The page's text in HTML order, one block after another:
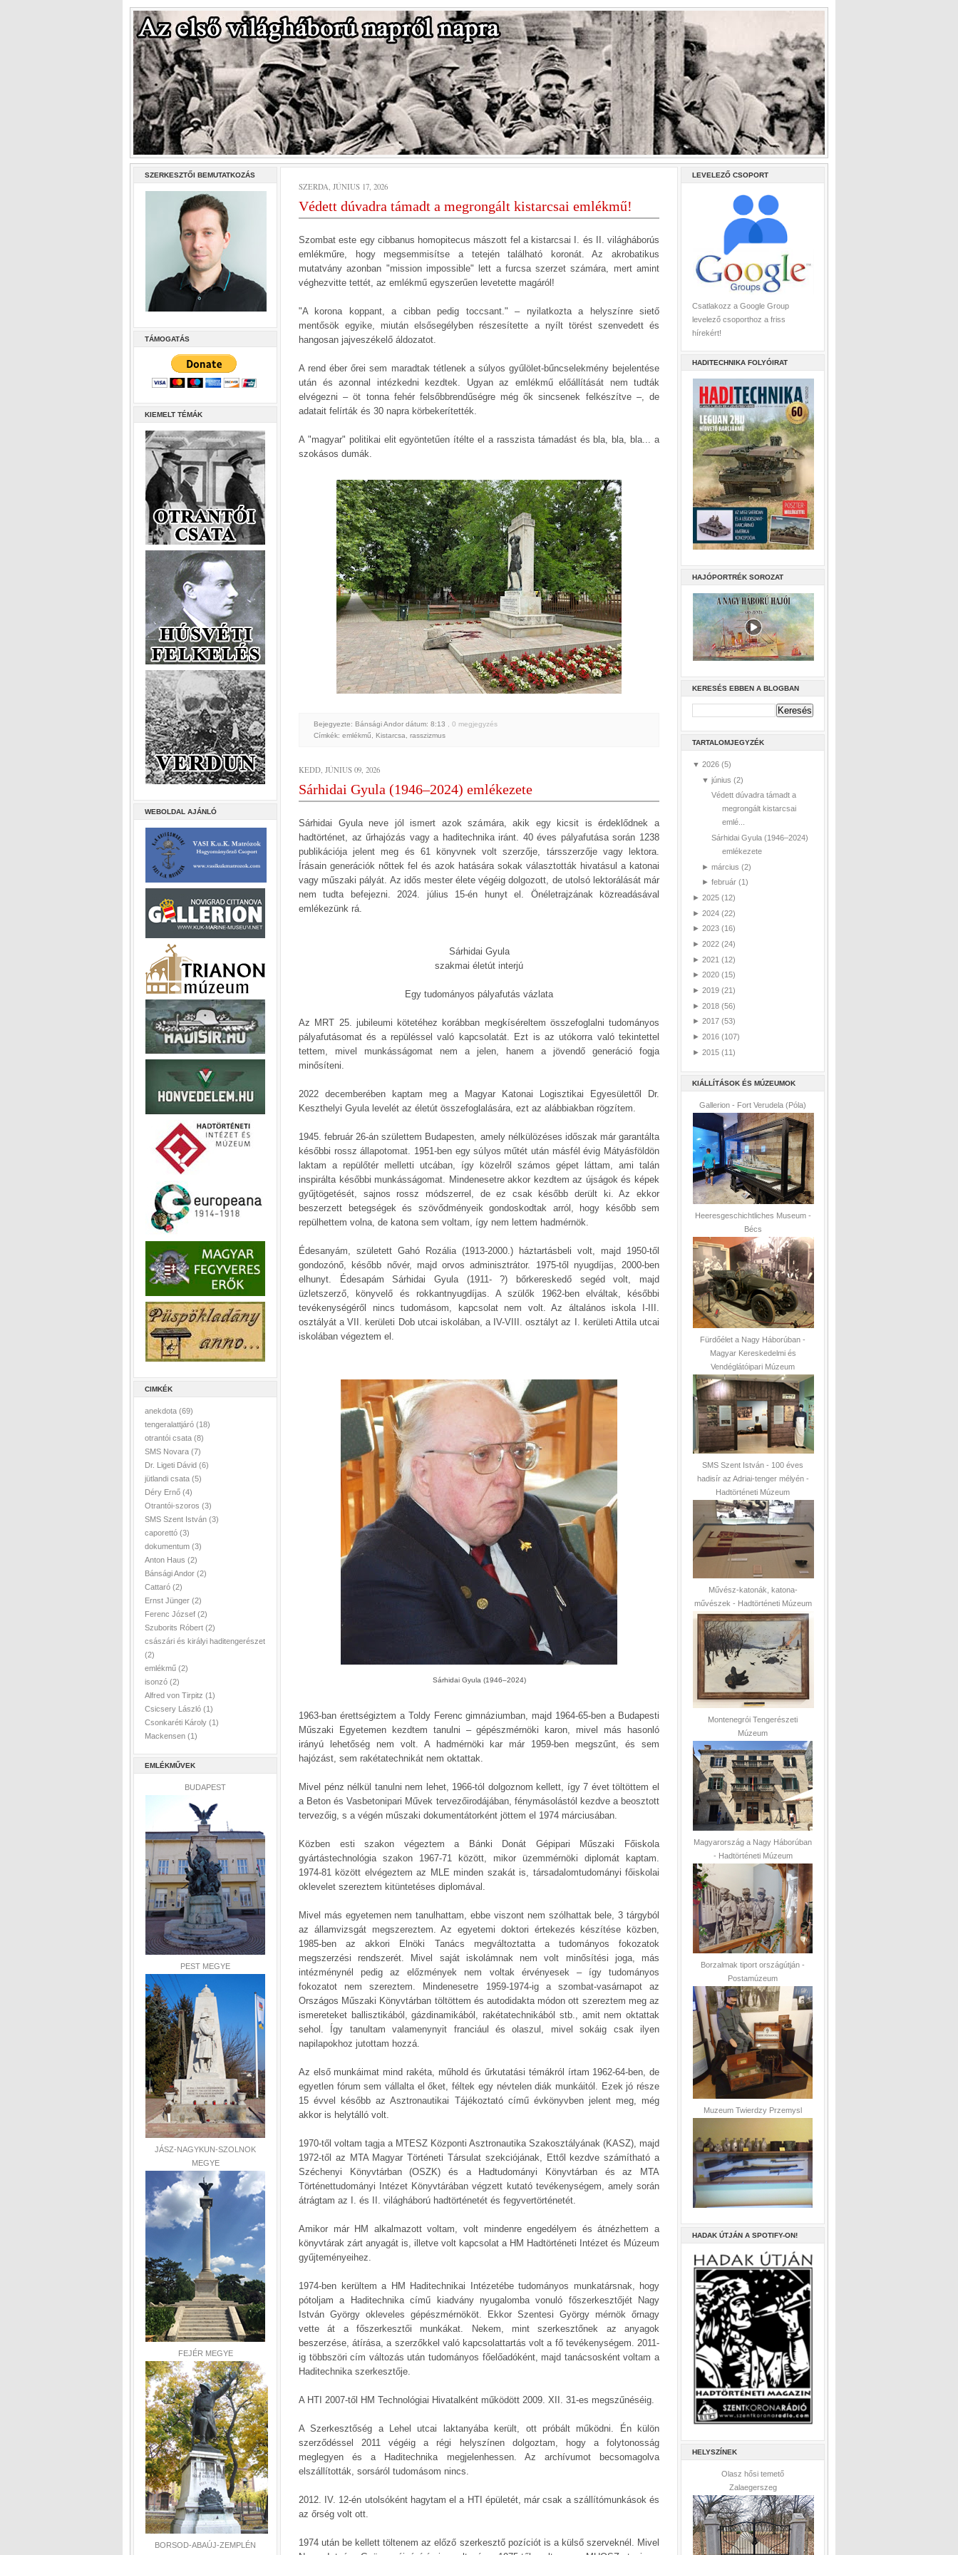
SZERKESZTŐI BEMUTATKOZÁS
TÁMOGATÁS
KIEMELT TÉMÁK
WEBOLDAL AJÁNLÓ
CIMKÉK
anekdota (69)
tengeralattjáró (18)
otrantói csata (8)
SMS Novara (7)
Dr. Ligeti Dávid (6)
jütlandi csata (5)
Déry Ernő (4)
Otrantói-szoros (3)
SMS Szent István (3)
caporettó (3)
dokumentum (3)
Anton Haus (2)
Bánsági Andor (2)
Cattaró (2)
Ernst Jünger (2)
Ferenc József (2)
Szuborits Róbert (2)
császári és királyi haditengerészet
(2)
emlékmű (2)
isonzó (2)
Alfred von Tirpitz (1)
Csicsery László (1)
Csonkaréti Károly (1)
Mackensen (1)
EMLÉKMŰVEK
BUDAPEST
PEST MEGYE
JÁSZ-NAGYKUN-SZOLNOK
MEGYE
FEJÉR MEGYE
BORSOD-ABAÚJ-ZEMPLÉN
SZERDA, JÚNIUS 17, 2026
Védett dúvadra támadt a megrongált kistarcsai emlékmű!
Szombat este egy cibbanus homopitecus mászott fel a kistarcsai I. és II. világháborús
emlékműre, hogy megsemmisítse a tetején található koronát. Az akrobatikus
mutatvány azonban "mission impossible" lett a furcsa szerzet számára, mert amint
véghezvitte tettét, az emlékmű egyszerűen levetette magáról!
"A korona koppant, a cibban pedig toccsant." – nyilatkozta a helyszínre siető
mentősök egyike, miután elsősegélyben részesítette a nyílt törést szenvedett és
hangosan jajveszékelő áldozatot.
A rend éber őrei sem maradtak tétlenek a súlyos gyűlölet-bűncselekmény bejelentése
után és azonnal intézkedni kezdtek. Ugyan az emlékmű előállítását nem tudták
elvégezni – öt tonna fehér felsőbbrendűségre még ők sincsenek felkészítve –, de
adatait felírták és 30 napra körbekerítették.
A "magyar" politikai elit egyöntetűen ítélte el a rasszista támadást és bla, bla, bla... a
szokásos dumák.
Bejegyezte: Bánsági Andor dátum: 8:13
, 0 megjegyzés
Címkék: emlékmű Kistarcsa rasszizmus
KEDD, JÚNIUS 09, 2026
Sárhidai Gyula (1946–2024) emlékezete
Sárhidai Gyula neve jól ismert azok számára, akik egy kicsit is érdeklődnek a
hadtörténet, az űrhajózás vagy a haditechnika iránt. 40 éves pályafutása során 1238
publikációja jelent meg és 61 könyvnek volt szerzője, társszerzője vagy lektora.
Írásain generációk nőttek fel és azok hatására sokak választották hivatásul a katonai
vagy műszaki pályát. Az idős mester élete végéig dolgozott, de utolsó lektorálását már
nem tudta befejezni. 2024. július 15-én hunyt el. Önéletrajzának közreadásával
emlékezünk rá.
Sárhidai Gyula
szakmai életút interjú
Egy tudományos pályafutás vázlata
Az MRT 25. jubileumi kötetéhez korábban megkíséreltem összefoglalni tudományos
pályafutásomat és a repüléssel való kapcsolatát. Ezt is az utókorra való tekintettel
tettem, mivel munkásságomat nem a jelen, hanem a jövendő generáció fogja
minősíteni.
2022 decemberében kaptam meg a Magyar Katonai Logisztikai Egyesülettől Dr.
Keszthelyi Gyula levelét az életút összefoglalására, ezt az alábbiakban rögzítem.
1945. február 26-án születtem Budapesten, amely nélkülözéses időszak már garantálta
későbbi rossz állapotomat. 1951-ben egy súlyos műtét után másfél évig Mátyásföldön
laktam a repülőtér melletti utcában, így közelről számos gépet láttam, ami talán
inspirálta későbbi munkásságomat. Mindenesetre akkor kezdtem az újságok és képek
gyűjtögetését, sajnos rossz módszerrel, de ez csak később derült ki. Az ekkor
beszerzett betegségek és szövődményeik gondoskodtak arról, hogy később sem
repülhettem volna, de katona sem voltam, így nem lettem hadmérnök.
Édesanyám, született Gahó Rozália (1913-2000.) háztartásbeli volt, majd 1950-től
gondozónő, később nővér, majd orvos adminisztrátor. 1975-től nyugdíjas, 2000-ben
elhunyt. Édesapám Sárhidai Gyula (1911- ?) bőrkereskedő segéd volt, majd
üzletszerző, könyvelő és rokkantnyugdíjas. A szülők 1962-ben elváltak, későbbi
tevékenységéről nincs tudomásom, kapcsolat nem volt. Az általános iskola I-III.
osztályát a VII. kerületi Dob utcai iskolában, a IV-VIII. osztályt az I. kerületi Attila utcai
iskolában végeztem el.
Sárhidai Gyula (1946–2024)
1963-ban érettségiztem a Toldy Ferenc gimnáziumban, majd 1964-65-ben a Budapesti
Műszaki Egyetemen kezdtem tanulni – gépészmérnöki karon, mivel más hasonló
irányú lehetőség nem volt. A hadmérnöki kar már 1959-ben megszűnt, és sem
hajózást, sem rakétatechnikát nem oktattak.
Mivel pénz nélkül tanulni nem lehet, 1966-tól dolgoznom kellett, így 7 évet töltöttem el
a Beton és Vasbetonipari Művek tervezőirodájában, fénymásolástól kezdve a beosztott
tervezőig, s a végén műszaki dokumentátorként jöttem el 1974 márciusában.
Közben esti szakon végeztem a Bánki Donát Gépipari Műszaki Főiskola
gyártástechnológia szakon 1967-71 között, mikor üzemmérnöki diplomát kaptam.
1974-81 között elvégeztem az MLE minden szakát is, társadalomtudományi főiskolai
oklevelet szereztem kitüntetéses diplomával.
Mivel más egyetemen nem tanulhattam, ebbe viszont nem szólhattak bele, 3 tárgyból
az államvizsgát megszereztem. Az egyetemi doktori értekezés készítése közben,
1985-ben az akkori Elnöki Tanács megváltoztatta a tudományos fokozatok
megszerzési rendszerét. Mivel saját iskolámnak nem volt minősítési joga, más
intézménynél pedig az előzmények nem voltak érvényesek – így tudományos
fokozatot nem szereztem. Mindenesetre 1959-1974-ig a szombat-vasárnapot az
Országos Műszaki Könyvtárban töltöttem és autodidakta módon ott szereztem meg az
ismereteket ballisztikából, gázdinamikából, rakétatechnikából stb., amit nem oktattak
sehol. Így tanultam valamenynyit franciául és olaszul, mivel sokáig csak ilyen
napilapokhoz jutottam hozzá.
Az első munkáimat mind rakéta, műhold és űrkutatási témákról írtam 1962-64-ben, de
egyetlen fórum sem vállalta el őket, féltek egy névtelen diák munkáitól. Ezek jó része
15 évvel később az Asztronautikai Tájékoztató című évkönyvben jelent meg, még
akkor is helytálló volt.
1970-től voltam tagja a MTESZ Központi Asztronautika Szakosztályának (KASZ), majd
1972-től az MTA Magyar Történeti Társulat szekciójának, Ettől kezdve számítható a
Széchenyi Könyvtárban (OSZK) és a Hadtudományi Könyvtárban és az MTA
Történettudományi Intézet Könyvtárában végzett kutató tevékenységem, amely során
átrágtam az I. és II. világháború hadtörténetét és fegyvertörténetét.
Amikor már HM alkalmazott voltam, volt mindenre engedélyem és átnézhettem a
könyvtárak zárt anyagát is, illetve volt kapcsolat a HM Hadtörténeti Intézet és Múzeum
gyűjteményeihez.
1974-ben kerültem a HM Haditechnikai Intézetébe tudományos munkatársnak, hogy
pótoljam a Haditechnika című kiadvány nyugalomba vonuló főszerkesztőjét Nagy
István György okleveles gépészmérnököt. Ekkor Szentesi György mérnök őrnagy
vette át a főszerkesztői munkákat. Nekem, mint szerkesztőnek az anyagok
beszerzése, átírása, a szerzőkkel való kapcsolattartás volt a fő tevékenységem. 2011-
ig többszöri cím változás után tudományos főelőadóként, majd tanácsosként voltam a
Haditechnika szerkesztője.
A HTI 2007-től HM Technológiai Hivatalként működött 2009. XII. 31-es megszűnéséig.
A Szerkesztőség a Lehel utcai laktanyába került, ott próbált működni. Én külön
szerződéssel 2011 végéig a régi helyszínen dolgoztam, hogy a folytonosság
meglegyen és a Haditechnika megjelenhessen. Az archívumot becsomagolva
elszállították, sorsáról tudomásom nincs.
2012. IV. 12-én utolsóként hagytam el a HTI épületét, már csak a szállítómunkások és
az őrség volt ott.
1974 után be kellett töltenem az előző szerkesztő pozíciót is a külső szerveknél. Mivel
LEVELEZŐ CSOPORT
Csatlakozz a Google Group
levelező csoporthoz a friss
hírekért!
HADITECHNIKA FOLYÓIRAT
HAJÓPORTRÉK SOROZAT
KERESÉS EBBEN A BLOGBAN
TARTALOMJEGYZÉK
▼ 2026 (5)
▼ június (2)
Védett dúvadra támadt a
megrongált kistarcsai
emlé...
Sárhidai Gyula (1946–2024)
emlékezete
► március (2)
► február (1)
► 2025 (12)
► 2024 (22)
► 2023 (16)
► 2022 (24)
► 2021 (12)
► 2020 (15)
► 2019 (21)
► 2018 (56)
► 2017 (53)
► 2016 (107)
► 2015 (11)
KIÁLLÍTÁSOK ÉS MÚZEUMOK
Gallerion - Fort Verudela (Póla)
Heeresgeschichtliches Museum -
Bécs
Fürdőélet a Nagy Háborúban -
Magyar Kereskedelmi és
Vendéglátóipari Múzeum
SMS Szent István - 100 éves
hadisír az Adriai-tenger mélyén -
Hadtörténeti Múzeum
Művész-katonák, katona-
művészek - Hadtörténeti Múzeum
Montenegrói Tengerészeti
Múzeum
Magyarország a Nagy Háborúban
- Hadtörténeti Múzeum
Borzalmak tiport országútján -
Postamúzeum
Muzeum Twierdzy Przemysl
HADAK ÚTJÁN A SPOTIFY-ON!
HELYSZÍNEK
Olasz hősi temető
Zalaegerszeg